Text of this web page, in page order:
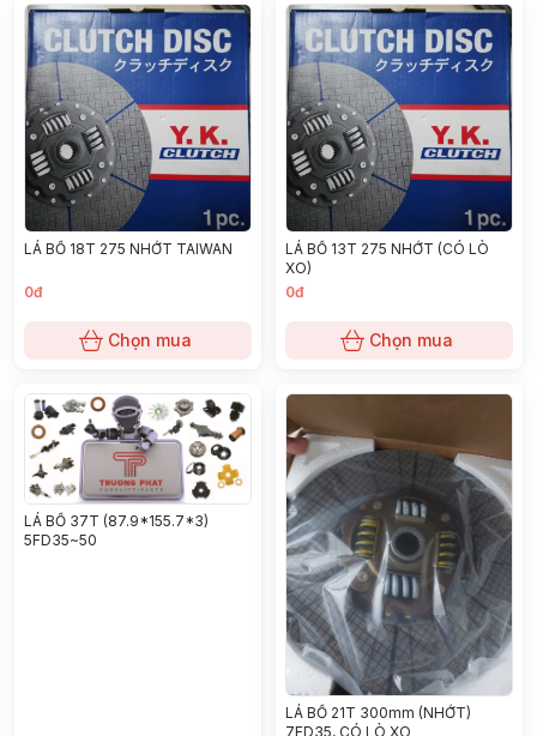
LÁ BỐ 18T 275 NHỚT TAIWAN
0đ
Chọn mua
LÁ BỐ 13T 275 NHỚT (CÓ LÒ
XO)
0đ
Chọn mua
LÁ BỐ 37T (87.9*155.7*3)
5FD35~50
LÁ BỐ 21T 300mm (NHỚT)
7FD35, CÓ LÒ XO